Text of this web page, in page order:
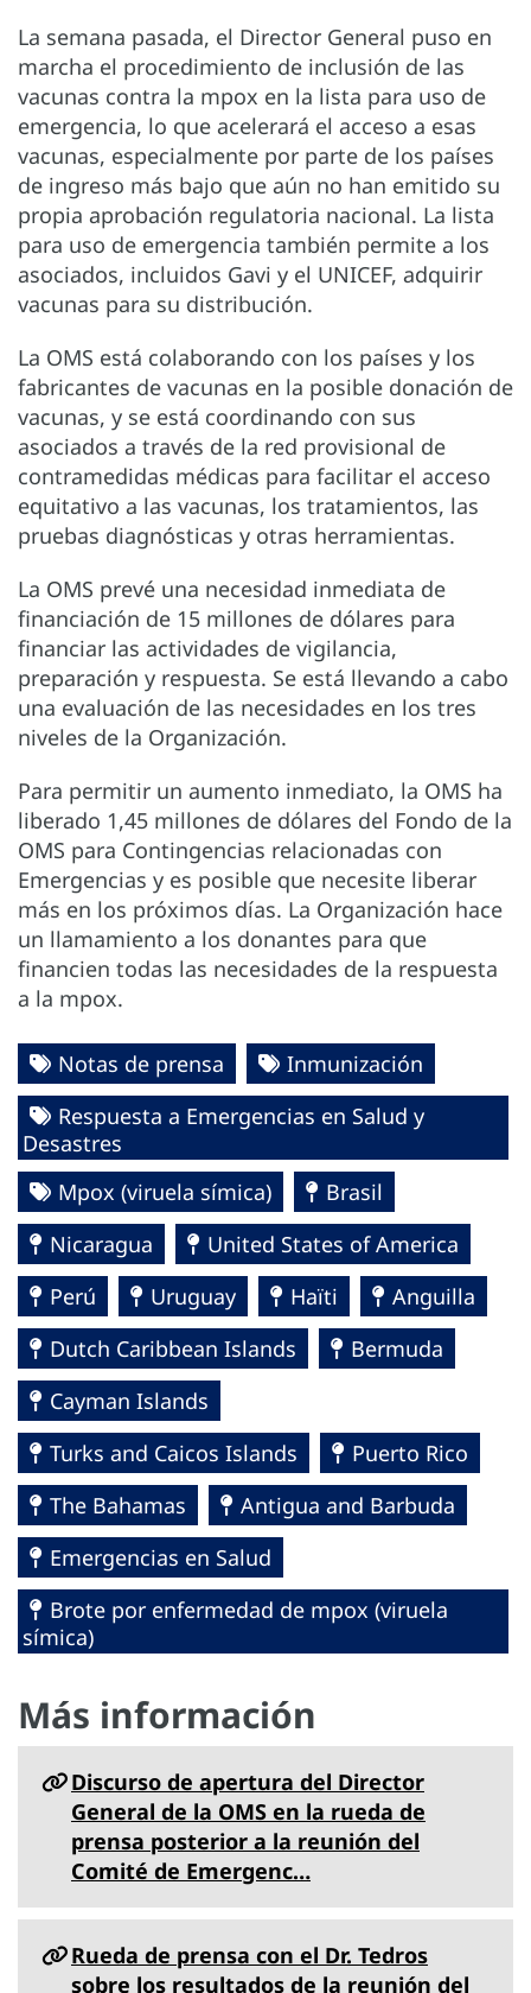
La semana pasada, el Director General puso en
marcha el procedimiento de inclusión de las
vacunas contra la mpox en la lista para uso de
emergencia, lo que acelerará el acceso a esas
vacunas, especialmente por parte de los países
de ingreso más bajo que aún no han emitido su
propia aprobación regulatoria nacional. La lista
para uso de emergencia también permite a los
asociados, incluidos Gavi y el UNICEF, adquirir
vacunas para su distribución.
La OMS está colaborando con los países y los
fabricantes de vacunas en la posible donación de
vacunas, y se está coordinando con sus
asociados a través de la red provisional de
contramedidas médicas para facilitar el acceso
equitativo a las vacunas, los tratamientos, las
pruebas diagnósticas y otras herramientas.
La OMS prevé una necesidad inmediata de
financiación de 15 millones de dólares para
financiar las actividades de vigilancia,
preparación y respuesta. Se está llevando a cabo
una evaluación de las necesidades en los tres
niveles de la Organización.
Para permitir un aumento inmediato, la OMS ha
liberado 1,45 millones de dólares del Fondo de la
OMS para Contingencias relacionadas con
Emergencias y es posible que necesite liberar
más en los próximos días. La Organización hace
un llamamiento a los donantes para que
financien todas las necesidades de la respuesta
a la mpox.
Notas de prensa
Inmunización
Respuesta a Emergencias en Salud y
Desastres
Mpox (viruela símica)
Brasil
Nicaragua
United States of America
Perú
Uruguay Haïti
Anguilla
Dutch Caribbean Islands
Bermuda
Cayman Islands
Turks and Caicos Islands
Puerto Rico
The Bahamas
Antigua and Barbuda
Emergencias en Salud
Brote por enfermedad de mpox (viruela
símica)
Más información
Discurso de apertura del Director
General de la OMS en la rueda de
prensa posterior a la reunión del
Comité de Emergenc…
Rueda de prensa con el Dr. Tedros
sobre los resultados de la reunión del